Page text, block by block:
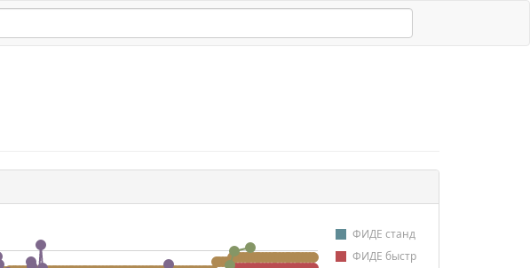
ФИДЕ станд
ФИДЕ быстр